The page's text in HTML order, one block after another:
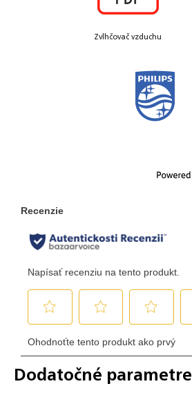
Zvlhčovač vzduchu
Dodatočné parametre